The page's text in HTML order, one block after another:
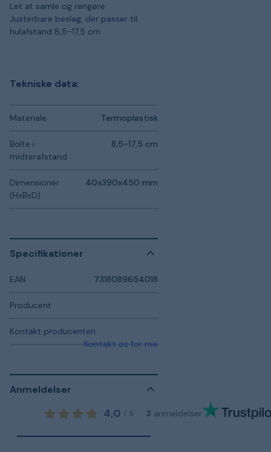
Let at samle og rengøre
Justerbare beslag, der passer til
hulafstand 8,5-17,5 cm
Tekniske data:
Materiale Termoplastisk
Bolte i
midterafstand
8,5-17,5 cm
Dimensioner
(HxBxD)
40x390x450 mm
Specifikationer
EAN 7318089654018
Producent
Kontakt producenten
Kontakt os for mere information
Anmeldelser
4,0 / 5 3 anmeldelser